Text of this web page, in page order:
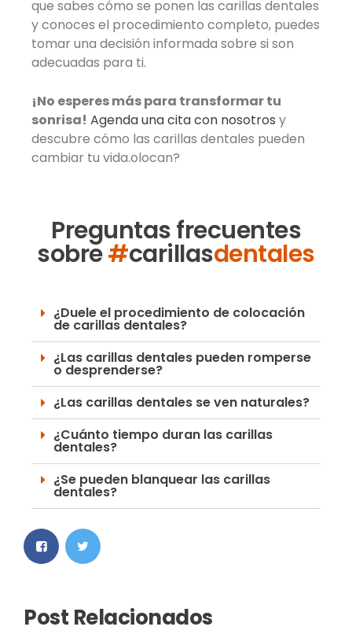
que sabes cómo se ponen las carillas dentales
y conoces el procedimiento completo, puedes
tomar una decisión informada sobre si son
adecuadas para ti.
¡No esperes más para transformar tu
sonrisa! Agenda una cita con nosotros y
descubre cómo las carillas dentales pueden
cambiar tu vida.olocan?
Preguntas frecuentes
sobre#carillasdentales
¿Duele el procedimiento de colocación
de carillas dentales?
¿Las carillas dentales pueden romperse
o desprenderse?
¿Las carillas dentales se ven naturales?
¿Cuánto tiempo duran las carillas
dentales?
¿Se pueden blanquear las carillas
dentales?
Post Relacionados